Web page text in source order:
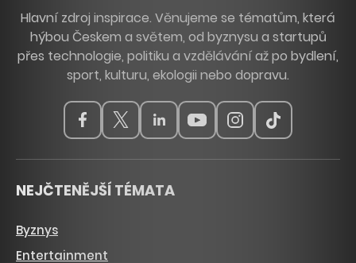
Hlavní zdroj inspirace. Věnujeme se tématům, která
hýbou Českem a světem, od byznysu a startupů
přes technologie, politiku a vzdělávání až po bydlení,
sport, kulturu, ekologii nebo dopravu.
NEJČTENĚJŠÍ TÉMATA
Byznys
Entertainment